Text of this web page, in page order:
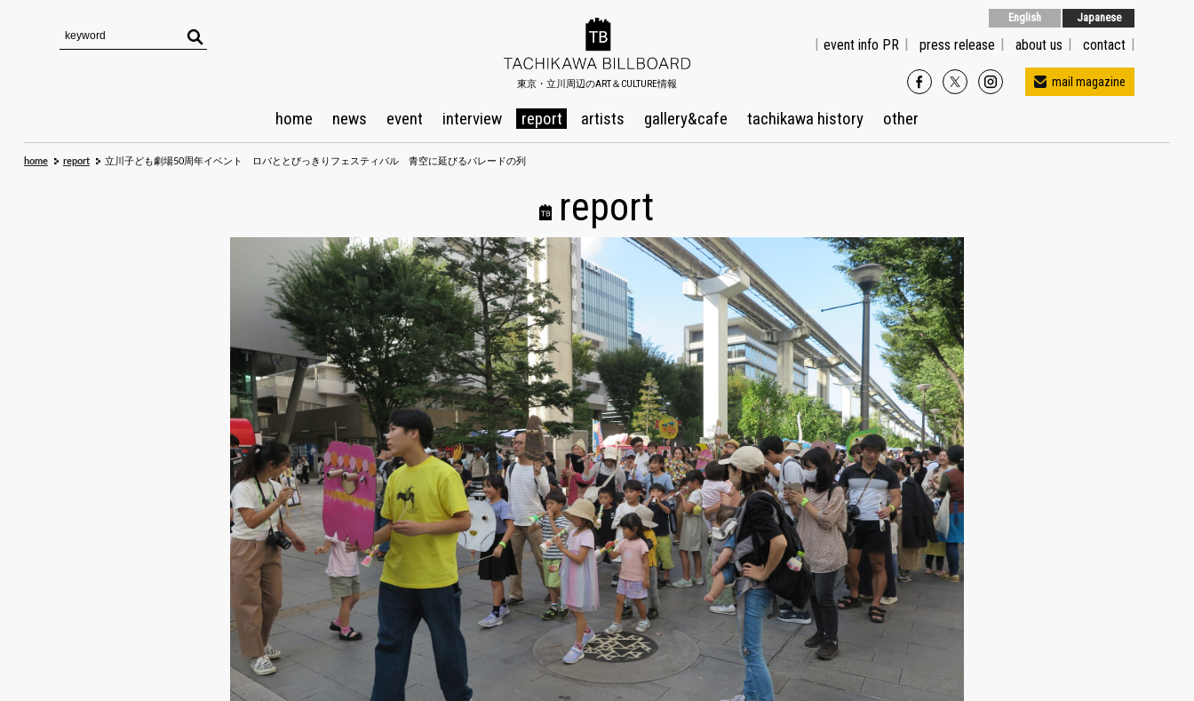
東京・立川周辺のART＆CULTURE情報
home news event interview report artists gallery&cafe tachikawa history other
English Japanese
event info PR press release about us contact
mail magazine
メルマガ配信をご希望の方はこちら
home report 立川子ども劇場50周年イベント ロバととびっきりフェスティバル 青空に延びるパレードの列
report